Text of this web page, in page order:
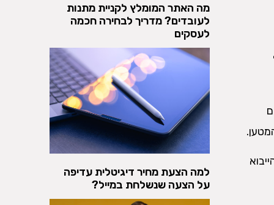
מה האתר המומלץ לקניית מתנות
לעובדים? מדריך לבחירה חכמה
לעסקים
למה הצעת מחיר דיגיטלית עדיפה
על הצעה שנשלחת במייל?